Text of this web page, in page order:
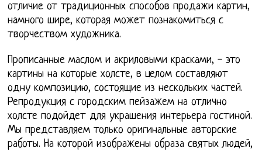
отличие от традиционных способов продажи картин,
намного шире, которая может познакомиться с
творчеством художника.
Прописанные маслом и акриловыми красками, - это
картины на которые холсте, в целом составляют
одну композицию, состоящие из нескольких частей.
Репродукция с городским пейзажем на отлично
холсте подойдет для украшения интерьера гостиной.
Мы представляем только оригинальные авторские
работы. На которой изображены образа святых людей,